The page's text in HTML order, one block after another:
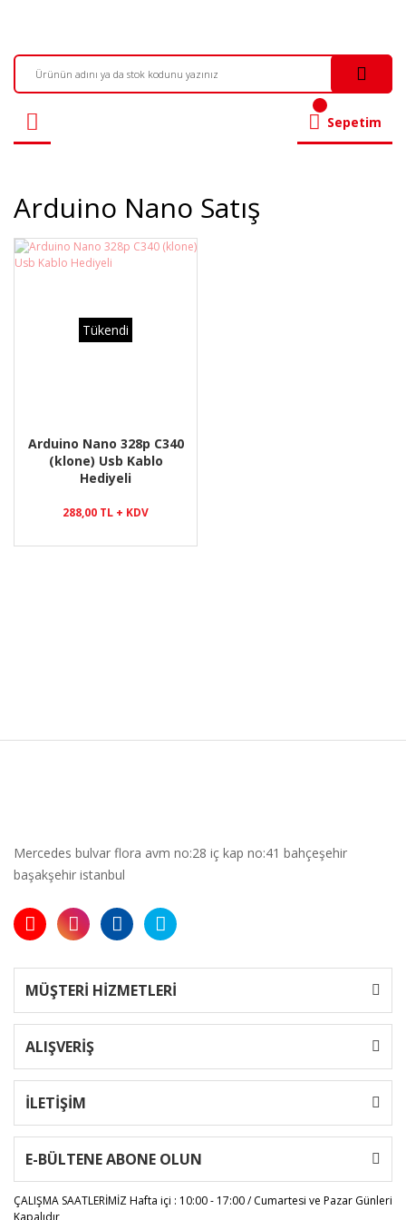
Sepetim
Arduino Nano Satış
Tükendi
Arduino Nano 328p C340
(klone) Usb Kablo
Hediyeli
288,00 TL + KDV
Mercedes bulvar flora avm no:28 iç kap no:41 bahçeşehir
başakşehir istanbul
MÜŞTERİ HİZMETLERİ
ALIŞVERİŞ
İLETİŞİM
E-BÜLTENE ABONE OLUN
ÇALIŞMA SAATLERİMİZHafta içi : 10:00 - 17:00 / Cumartesi ve Pazar Günleri
Kapalıdır